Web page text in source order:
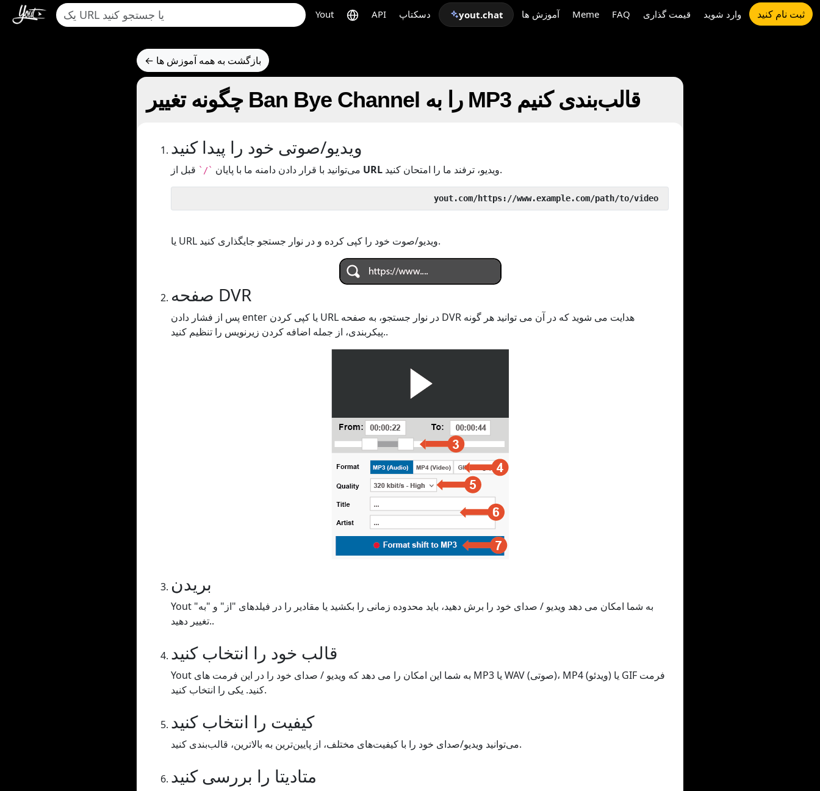
Yout API دسکتاپ yout.chat آموزش ها Meme FAQ قیمت گذاری وارد شوید ثبت نام کنید
← بازگشت به همه آموزش ها
چگونه تغییر Ban Bye Channel را به MP3 قالب‌بندی کنیم
ویدیو/صوتی خود را پیدا کنید
می‌توانید با قرار دادن دامنه ما با پایان `/` URL ویدیو، ترفند ما را امتحان کنید.
یا URL ویدیو/صوت خود را کپی کرده و در نوار جستجو جایگذاری کنید.
صفحه DVR
پس از فشار دادن enter یا کپی کردن URL در نوار جستجو، به صفحه DVR هدایت می شوید که در آن می توانید هر گونه
پیکربندی، از جمله اضافه کردن زیرنویس را تنظیم کنید..
بریدن
Yout به شما امکان می دهد ویدیو / صدای خود را برش دهید، باید محدوده زمانی را بکشید یا مقادیر را در فیلدهای "از" و "به"
تغییر دهید..
قالب خود را انتخاب کنید
Yout به شما این امکان را می دهد که ویدیو / صدای خود را در این فرمت های MP3 یا WAV (صوتی)، MP4 (ویدئو) یا GIF فرمت
کنید. یکی را انتخاب کنید.
کیفیت را انتخاب کنید
می‌توانید ویدیو/صدای خود را با کیفیت‌های مختلف، از پایین‌ترین به بالاترین، قالب‌بندی کنید.
متادیتا را بررسی کنید